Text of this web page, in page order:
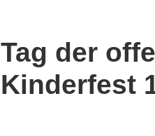
Tag der
Kinderfest